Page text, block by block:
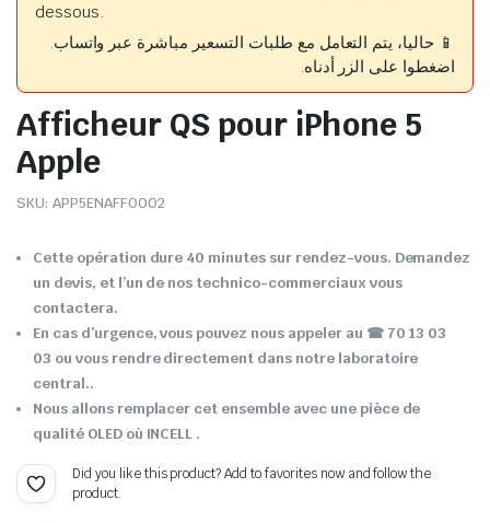
dessous.
📱 حاليا، يتم التعامل مع طلبات التسعير مباشرة عبر واتساب.
اضغطوا على الزر أدناه.
Afficheur QS pour iPhone 5
Apple
SKU: APP5ENAFF0002
Cette opération dure 40 minutes sur rendez-vous. Demandez
un devis, et l’un de nos technico-commerciaux vous
contactera.
En cas d’urgence, vous pouvez nous appeler au ☎ 70 13 03
03 ou vous rendre directement dans notre laboratoire
central..
Nous allons remplacer cet ensemble avec une pièce de
qualité OLED où INCELL .
Did you like this product? Add to favorites now and follow the
product.